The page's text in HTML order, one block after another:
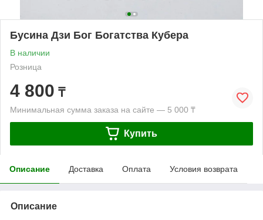
Бусина Дзи Бог Богатства Кубера
В наличии
Розница
4 800 ₸
Минимальная сумма заказа на сайте — 5 000 ₸
Купить
Описание Доставка Оплата Условия возврата
Описание